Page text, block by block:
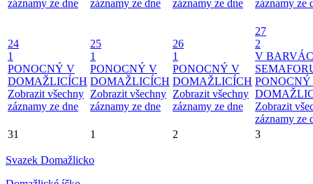
záznamy ze dne
záznamy ze dne
záznamy ze dne
záznamy ze
24
1
PONOCNÝ V
DOMAŽLICÍCH
Zobrazit všechny
záznamy ze dne
25
1
PONOCNÝ V
DOMAŽLICÍCH
Zobrazit všechny
záznamy ze dne
26
1
PONOCNÝ V
DOMAŽLICÍCH
Zobrazit všechny
záznamy ze dne
27
2
V
Zobrazit
záznamy ze
31
1 2 3
Svazek Domažlicko